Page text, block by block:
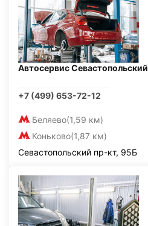
Автосервис Севастопольский
+7 (499) 653-72-12
Беляево(1,59 км)
Коньково(1,87 км)
Севастопольский пр-кт, 95Б